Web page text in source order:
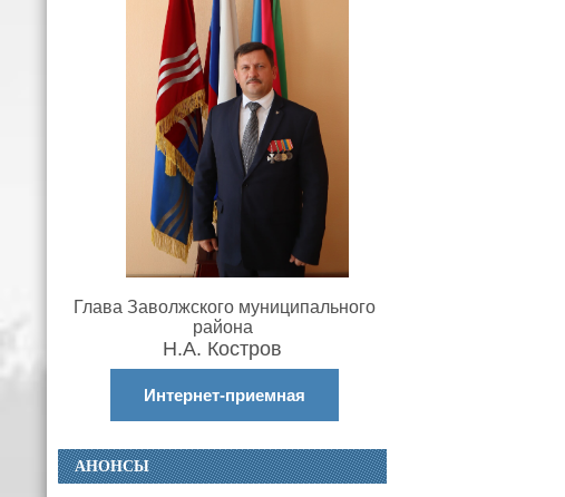
Глава Заволжского муниципального
района
Н.А. Костров
Интернет-приемная
АНОНСЫ